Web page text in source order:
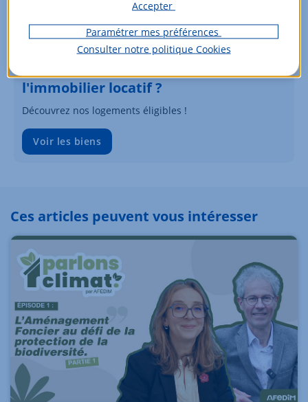
Vous souhaitez investir dans
l'immobilier locatif ?
Découvrez nos logements éligibles !
Voir les biens
Ces articles peuvent vous intéresser
Accepter
Paramétrer mes préférences
Consulter notre politique Cookies